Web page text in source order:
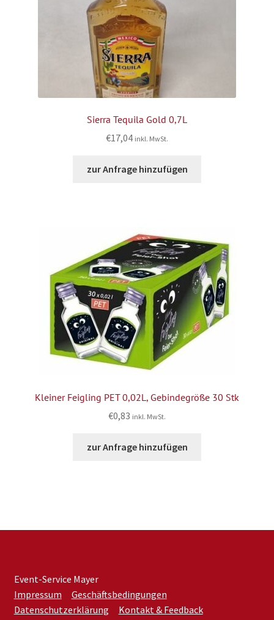
Sierra Tequila Gold 0,7L
€17,04 inkl. MwSt.
zur Anfrage hinzufügen
Kleiner Feigling PET 0,02L, Gebindegröße 30 Stk
€0,83 inkl. MwSt.
zur Anfrage hinzufügen
Event-Service Mayer
Impressum
Geschäftsbedingungen
Datenschutzerklärung
Kontakt & Feedback